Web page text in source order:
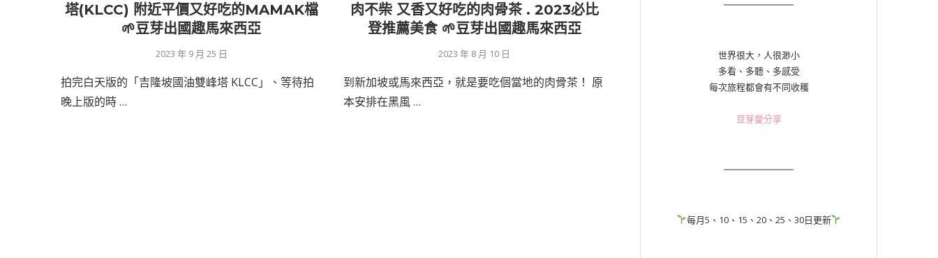
塔(KLCC) 附近平價又好吃的MAMAK檔
🌱豆芽出國趣馬來西亞
2023 年 9 月 25 日
拍完白天版的「吉隆坡國油雙峰塔 KLCC」、等待拍
晚上版的時 …
肉不柴 又香又好吃的肉骨茶 . 2023必比
登推薦美食 🌱豆芽出國趣馬來西亞
2023 年 8 月 10 日
到新加坡或馬來西亞，就是要吃個當地的肉骨茶！ 原
本安排在黑風 …
世界很大，人很渺小
多看、多聽、多感受
每次旅程都會有不同收穫
豆芽愛分享
每月5、10、15、20、25、30日更新